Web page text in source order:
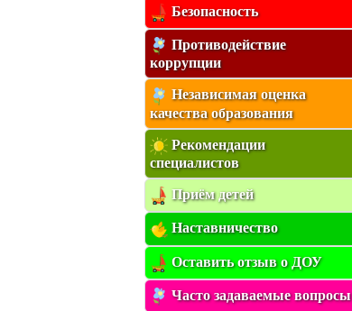
Безопасность
Противодействие
коррупции
Независимая оценка
качества образования
Рекомендации
специалистов
Приём детей
Наставничество
Оставить отзыв о ДОУ
Часто задаваемые вопросы